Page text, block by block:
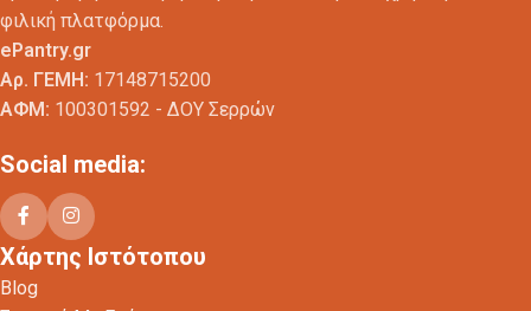
φιλική πλατφόρμα.
ePantry.gr
Αρ. ΓΕΜΗ: 17148715200
ΑΦΜ: 100301592 - ΔΟΥ Σερρών
Social media:
Χάρτης Ιστότοπου
Blog